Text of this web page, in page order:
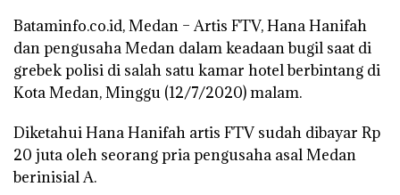
Bataminfo.co.id, Medan – Artis FTV, Hana Hanifah
dan pengusaha Medan dalam keadaan bugil saat di
grebek polisi di salah satu kamar hotel berbintang di
Kota Medan, Minggu (12/7/2020) malam.
Diketahui Hana Hanifah artis FTV sudah dibayar Rp
20 juta oleh seorang pria pengusaha asal Medan
berinisial A.